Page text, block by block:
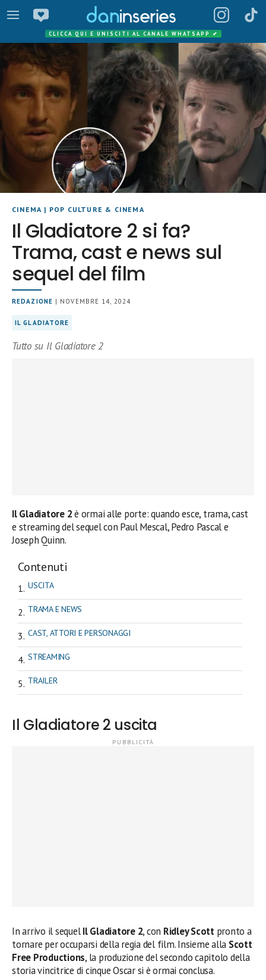
CLICCA QUI E UNISCITI AL CANALE WHATSAPP ✔
CINEMA | POP CULTURE & CINEMA
Il Gladiatore 2 si fa?
Trama, cast e news sul
sequel del film
REDAZIONE | NOVEMBRE 14, 2024
IL GLADIATORE
Tutto su Il Gladiatore 2
Il Gladiatore 2è ormai alle porte: quando esce, trama, cast
e streaming del sequel con Paul Mescal, Pedro Pascal e
Joseph Quinn.
Contenuti
USCITA
TRAMA E NEWS
CAST, ATTORI E PERSONAGGI
STREAMING
TRAILER
Il Gladiatore 2 uscita
In arrivo il sequelIl Gladiatore 2, con Ridley Scottpronto a
tornare per occuparsi della regia del film. Insieme alla Scott
Free Productions, la produzione del secondo capitolo della
storia vincitrice di cinque Oscar si è ormai conclusa.